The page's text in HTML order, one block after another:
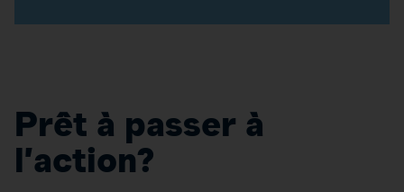
Prêt à passer à
l’action?